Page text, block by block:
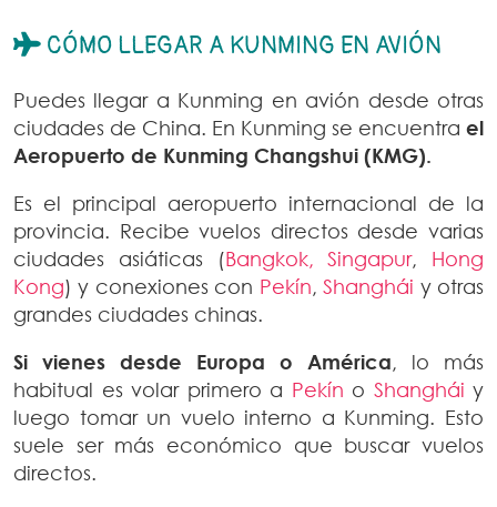
CÓMO LLEGAR A KUNMING EN AVIÓN
Puedes llegar a Kunming en avión desde otras
ciudades de China. En Kunming se encuentra el
Aeropuerto de Kunming Changshui (KMG).
Es el principal aeropuerto internacional de la
provincia. Recibe vuelos directos desde varias
ciudades asiáticas (Bangkok, Singapur, Hong
Kong) y conexiones con Pekín,Shanghái y otras
grandes ciudades chinas.
Si vienes desde Europa o América, lo más
habitual es volar primero a Pekín o Shanghái y
luego tomar un vuelo interno a Kunming. Esto
suele ser más económico que buscar vuelos
directos.